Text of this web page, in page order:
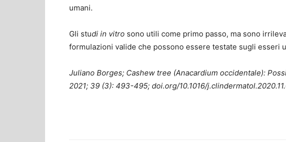
umani.
Gli studi in vitro sono utili come primo passo, ma sono
formulazioni valide che possono essere testate sugli esseri
Juliano Borges; Cashew tree (Anacardium occidentale):
2021; 39 (3): 493-495; doi.org/10.1016/